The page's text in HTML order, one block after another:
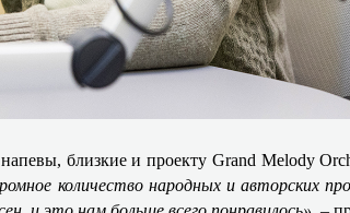
близкие и проекту Grand Melody
количество народных и авторских